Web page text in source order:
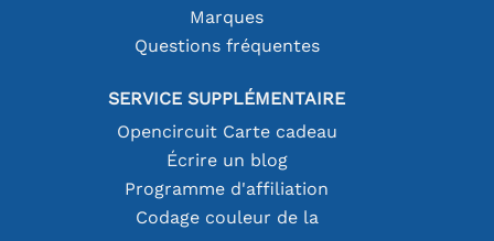
Marques
Questions fréquentes
SERVICE SUPPLÉMENTAIRE
Opencircuit Carte cadeau
Écrire un blog
Programme d'affiliation
Codage couleur de la